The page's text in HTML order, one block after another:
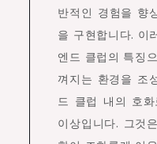
반적인 경험을 향
을 구현합니다. 이
엔드 클럽의 특징
껴지는 환경을 조
드 클럽 내의 호
이상입니다. 그것